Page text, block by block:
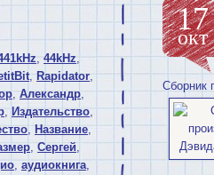
, 44kHz,
, Rapidator,
, Александр,
, Издательство,
, Название,
, Сергей,
, аудиокнига,
17
окт
Сборник